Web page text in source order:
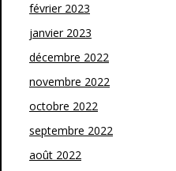
février 2023
janvier 2023
décembre 2022
novembre 2022
octobre 2022
septembre 2022
août 2022